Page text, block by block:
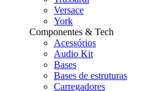
Versace
York
Componentes & Tech
Acessórios
Audio Kit
Bases
Bases de estruturas
Carregadores